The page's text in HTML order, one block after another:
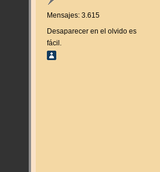
Mensajes: 3.615
Desaparecer en el olvido es
fácil.